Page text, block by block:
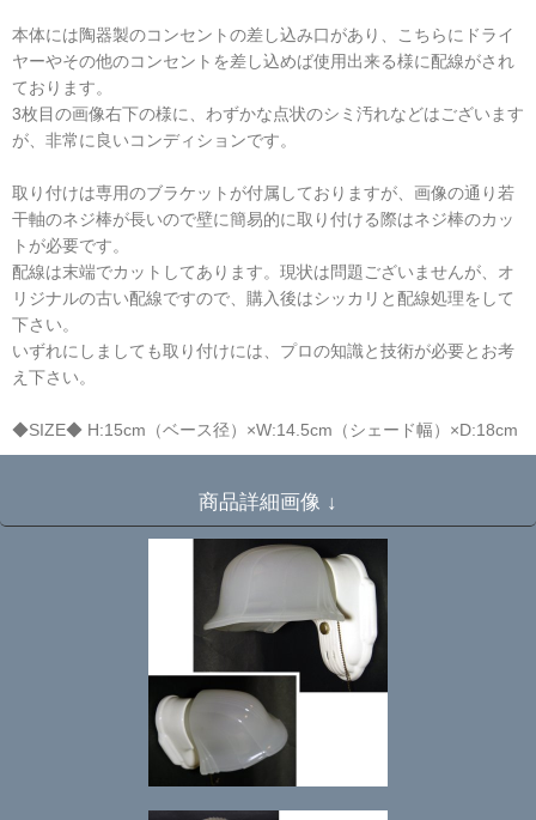
本体には陶器製のコンセントの差し込み口があり、こちらにドライ
ヤーやその他のコンセントを差し込めば使用出来る様に配線がされ
ております。
3枚目の画像右下の様に、わずかな点状のシミ汚れなどはございます
が、非常に良いコンディションです。
取り付けは専用のブラケットが付属しておりますが、画像の通り若
干軸のネジ棒が長いので壁に簡易的に取り付ける際はネジ棒のカッ
トが必要です。
配線は末端でカットしてあります。現状は問題ございませんが、オ
リジナルの古い配線ですので、購入後はシッカリと配線処理をして
下さい。
いずれにしましても取り付けには、プロの知識と技術が必要とお考
え下さい。
◆SIZE◆ H:15cm（ベース径）×W:14.5cm（シェード幅）×D:18cm
商品詳細画像 ↓